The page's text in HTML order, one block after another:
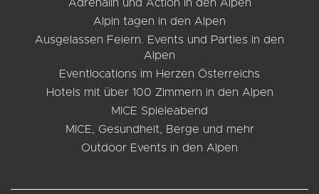
Adrenalin und Action in den Alpen
Alpin tagen in den Alpen
Ausgelassen Feiern. Events und Parties in den
Alpen
Eventlocations im Herzen Österreichs
Hotels mit über 100 Zimmern in den Alpen
MICE Spieleabend
MICE, Gesundheit, Berge und mehr
Outdoor Events in den Alpen